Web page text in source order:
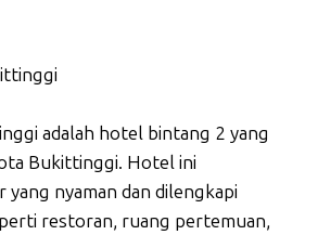
adalah hotel bintang 2 yang
Bukittinggi. Hotel ini
yang nyaman dan dilengkapi
restoran, ruang pertemuan,